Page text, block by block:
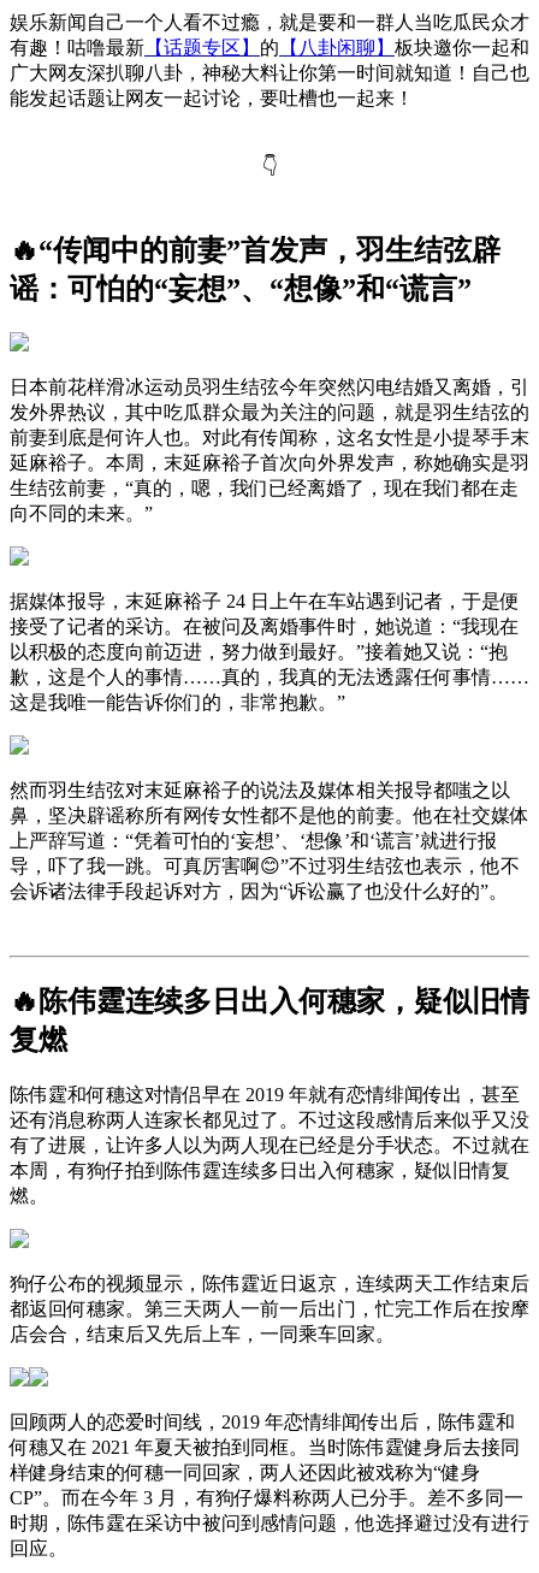
娱乐新闻自己一个人看不过瘾，就是要和一群人当吃瓜民众才
有趣！咕噜最新 【话题专区】 的 【八卦闲聊】 板块邀你一起和
广大网友深扒聊八卦，神秘大料让你第一时间就知道！自己也
能发起话题让网友一起讨论，要吐槽也一起来！
👇
🔥“传闻中的前妻”首发声，羽生结弦辟
谣：可怕的“妄想”、“想像”和“谎言”
日本前花样滑冰运动员羽生结弦今年突然闪电结婚又离婚，引
发外界热议，其中吃瓜群众最为关注的问题，就是羽生结弦的
前妻到底是何许人也。对此有传闻称，这名女性是小提琴手末
延麻裕子。本周，末延麻裕子首次向外界发声，称她确实是羽
生结弦前妻，“真的，嗯，我们已经离婚了，现在我们都在走
向不同的未来。”
据媒体报导，末延麻裕子 24 日上午在车站遇到记者，于是便
接受了记者的采访。在被问及离婚事件时，她说道：“我现在
以积极的态度向前迈进，努力做到最好。”接着她又说：“抱
歉，这是个人的事情……真的，我真的无法透露任何事情……
这是我唯一能告诉你们的，非常抱歉。”
然而羽生结弦对末延麻裕子的说法及媒体相关报导都嗤之以
鼻，坚决辟谣称所有网传女性都不是他的前妻。他在社交媒体
上严辞写道：“凭着可怕的‘妄想’、‘想像’和‘谎言’就进行报
导，吓了我一跳。可真厉害啊😊”不过羽生结弦也表示，他不
会诉诸法律手段起诉对方，因为“诉讼赢了也没什么好的”。
🔥陈伟霆连续多日出入何穗家，疑似旧情
复燃
陈伟霆和何穗这对情侣早在 2019 年就有恋情绯闻传出，甚至
还有消息称两人连家长都见过了。不过这段感情后来似乎又没
有了进展，让许多人以为两人现在已经是分手状态。不过就在
本周，有狗仔拍到陈伟霆连续多日出入何穗家，疑似旧情复
燃。
狗仔公布的视频显示，陈伟霆近日返京，连续两天工作结束后
都返回何穗家。第三天两人一前一后出门，忙完工作后在按摩
店会合，结束后又先后上车，一同乘车回家。
回顾两人的恋爱时间线，2019 年恋情绯闻传出后，陈伟霆和
何穗又在 2021 年夏天被拍到同框。当时陈伟霆健身后去接同
样健身结束的何穗一同回家，两人还因此被戏称为“健身
CP”。而在今年 3 月，有狗仔爆料称两人已分手。差不多同一
时期，陈伟霆在采访中被问到感情问题，他选择避过没有进行
回应。